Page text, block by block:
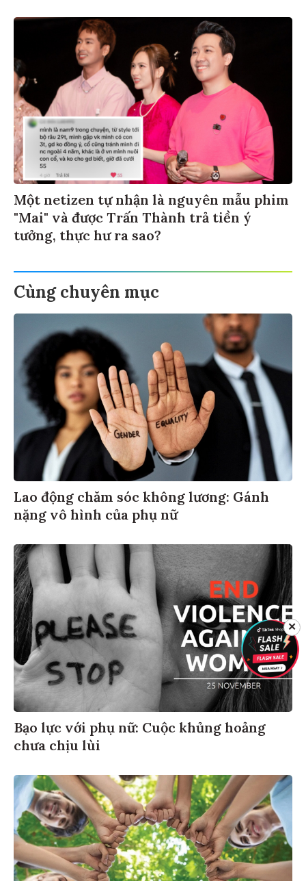
Một netizen tự nhận là nguyên mẫu phim
"Mai" và được Trấn Thành trả tiền ý
tưởng, thực hư ra sao?
Cùng chuyên mục
Lao động chăm sóc không lương: Gánh
nặng vô hình của phụ nữ
Bạo lực với phụ nữ: Cuộc khủng hoảng
chưa chịu lùi
✕